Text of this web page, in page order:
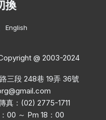
換
English
@ 2003-2024
三段 248巷 19弄 36號
真：(02) 2775-1711
00 ～ Pm 18：00